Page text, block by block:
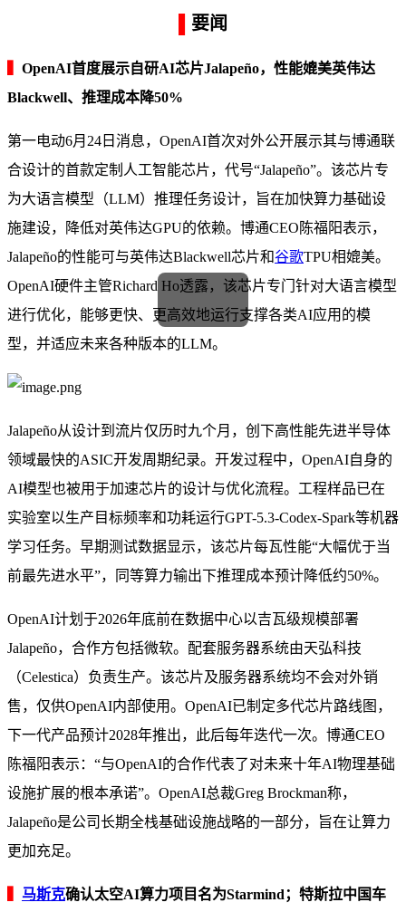
要闻
OpenAI首度展示自研AI芯片Jalapeño，性能媲美英伟达
Blackwell、推理成本降50%
第一电动6月24日消息，OpenAI首次对外公开展示其与博通联
合设计的首款定制人工智能芯片，代号“Jalapeño”。该芯片专
为大语言模型（LLM）推理任务设计，旨在加快算力基础设
施建设，降低对英伟达GPU的依赖。博通CEO陈福阳表示，
Jalapeño的性能可与英伟达Blackwell芯片和谷歌TPU相媲美。
OpenAI硬件主管Richard Ho透露，该芯片专门针对大语言模型
进行优化，能够更快、更高效地运行支撑各类AI应用的模
型，并适应未来各种版本的LLM。
Jalapeño从设计到流片仅历时九个月，创下高性能先进半导体
领域最快的ASIC开发周期纪录。开发过程中，OpenAI自身的
AI模型也被用于加速芯片的设计与优化流程。工程样品已在
实验室以生产目标频率和功耗运行GPT-5.3-Codex-Spark等机器
学习任务。早期测试数据显示，该芯片每瓦性能“大幅优于当
前最先进水平”，同等算力输出下推理成本预计降低约50%。
OpenAI计划于2026年底前在数据中心以吉瓦级规模部署
Jalapeño，合作方包括微软。配套服务器系统由天弘科技
（Celestica）负责生产。该芯片及服务器系统均不会对外销
售，仅供OpenAI内部使用。OpenAI已制定多代芯片路线图，
下一代产品预计2028年推出，此后每年迭代一次。博通CEO
陈福阳表示：“与OpenAI的合作代表了对未来十年AI物理基础
设施扩展的根本承诺”。OpenAI总裁Greg Brockman称，
Jalapeño是公司长期全栈基础设施战略的一部分，旨在让算力
更加充足。
马斯克确认太空AI算力项目名为Starmind；特斯拉中国车